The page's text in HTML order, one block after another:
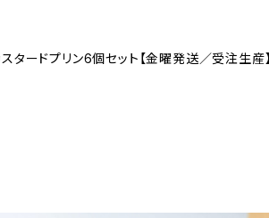
タードプリン6個セット【金曜発送／受注生産】